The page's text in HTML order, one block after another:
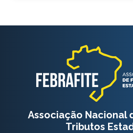
Associação Nacional
Tributos